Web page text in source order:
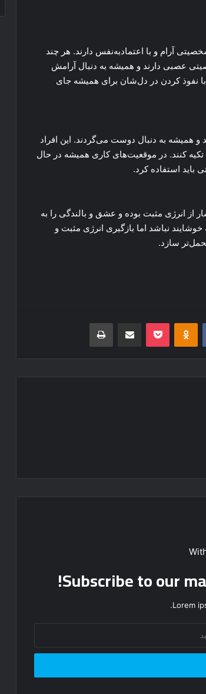
آرام و با اعتمادبه‌نفس دارند. هر چند
عصبی دارند و همیشه به دنبال آرامش
نفوذ کردن در دل‌شان برای همیشه جای
همیشه به دنبال دوست می‌گردند. این افراد
کنند. در موقعیت‌های کاری همیشه در حال
باید استفاده کرد.
از انرژی مثبت بوده و عشق و بالندگی را به
نباشد اما بازگیری انرژی مثبت و
سازد.
اشتراک گذاری از طریق ایمیل
Subscribe to our
Lorem